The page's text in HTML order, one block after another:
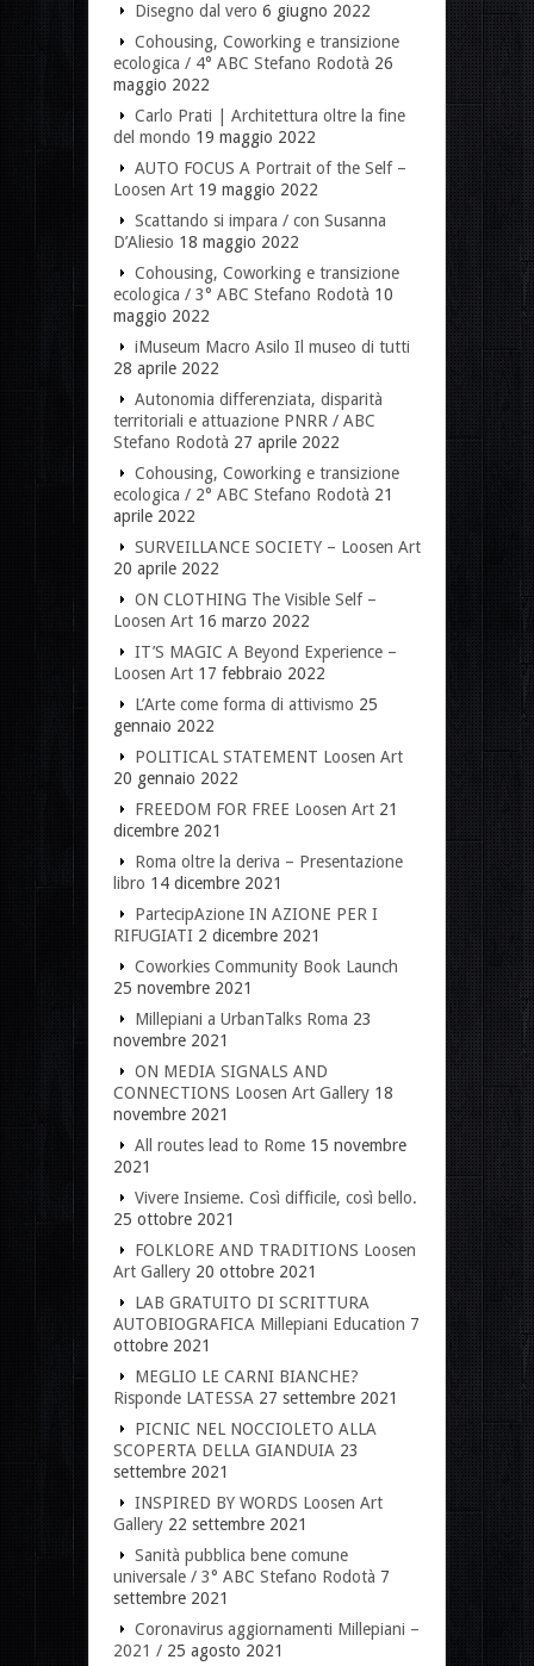
Disegno dal vero 6 giugno 2022
Cohousing, Coworking e transizione
ecologica / 4° ABC Stefano Rodotà 26
maggio 2022
Carlo Prati | Architettura oltre la fine
del mondo 19 maggio 2022
AUTO FOCUS A Portrait of the Self –
Loosen Art 19 maggio 2022
Scattando si impara / con Susanna
D’Aliesio 18 maggio 2022
Cohousing, Coworking e transizione
ecologica / 3° ABC Stefano Rodotà 10
maggio 2022
iMuseum Macro Asilo Il museo di tutti
28 aprile 2022
Autonomia differenziata, disparità
territoriali e attuazione PNRR / ABC
Stefano Rodotà 27 aprile 2022
Cohousing, Coworking e transizione
ecologica / 2° ABC Stefano Rodotà 21
aprile 2022
SURVEILLANCE SOCIETY – Loosen Art
20 aprile 2022
ON CLOTHING The Visible Self –
Loosen Art 16 marzo 2022
IT’S MAGIC A Beyond Experience –
Loosen Art 17 febbraio 2022
L’Arte come forma di attivismo 25
gennaio 2022
POLITICAL STATEMENT Loosen Art
20 gennaio 2022
FREEDOM FOR FREE Loosen Art 21
dicembre 2021
Roma oltre la deriva – Presentazione
libro 14 dicembre 2021
PartecipAzione IN AZIONE PER I
RIFUGIATI 2 dicembre 2021
Coworkies Community Book Launch
25 novembre 2021
Millepiani a UrbanTalks Roma 23
novembre 2021
ON MEDIA SIGNALS AND
CONNECTIONS Loosen Art Gallery 18
novembre 2021
All routes lead to Rome 15 novembre
2021
Vivere Insieme. Così difficile, così bello.
25 ottobre 2021
FOLKLORE AND TRADITIONS Loosen
Art Gallery 20 ottobre 2021
LAB GRATUITO DI SCRITTURA
AUTOBIOGRAFICA Millepiani Education 7
ottobre 2021
MEGLIO LE CARNI BIANCHE?
Risponde LATESSA 27 settembre 2021
PICNIC NEL NOCCIOLETO ALLA
SCOPERTA DELLA GIANDUIA 23
settembre 2021
INSPIRED BY WORDS Loosen Art
Gallery 22 settembre 2021
Sanità pubblica bene comune
universale / 3° ABC Stefano Rodotà 7
settembre 2021
Coronavirus aggiornamenti Millepiani –
2021 / 25 agosto 2021